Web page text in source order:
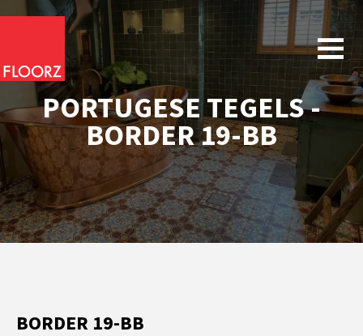
PORTUGESE TEGELS -
BORDER 19-BB
BORDER 19-BB